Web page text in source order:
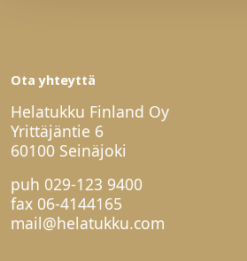
Ota yhteyttä
Helatukku Finland Oy
Yrittäjäntie 6
60100 Seinäjoki
puh 029-123 9400
fax 06-4144165
mail@helatukku.com